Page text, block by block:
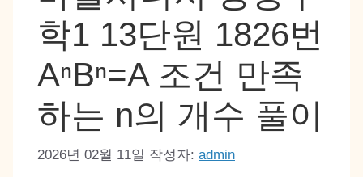
학1 13단원 1826번
AⁿBⁿ=A 조건 만족
하는 n의 개수 풀이
2026년 02월 11일 작성자: admin